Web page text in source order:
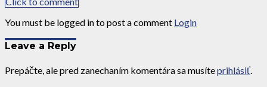
You must be logged in to post a comment Login
Leave a Reply
Prepáčte, ale pred zanechaním komentára sa musíteprihlásiť.